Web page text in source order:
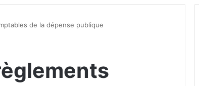
de la dépense publique